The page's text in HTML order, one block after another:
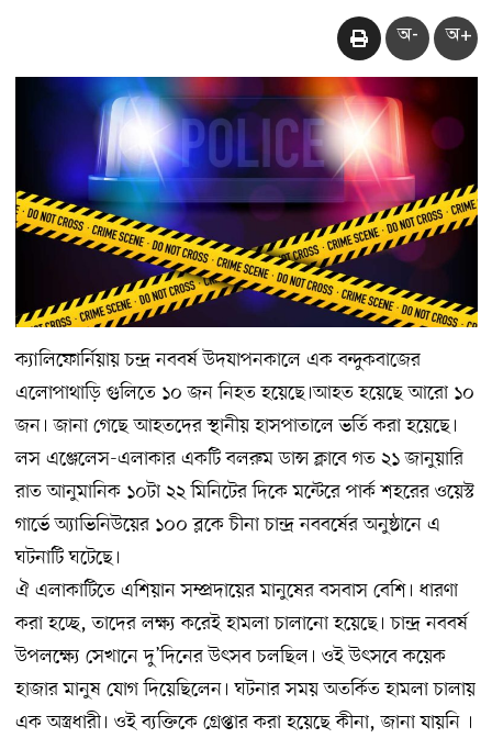
অ- অ+
ক্যালিফোর্নিয়ায় চন্দ্র নববর্ষ উদযাপনকালে এক বন্দুকবাজের
এলোপাথাড়ি গুলিতে ১০ জন নিহত হয়েছে।আহত হয়েছে আরো ১০
জন। জানা গেছে আহতদের স্থানীয় হাসপাতালে ভর্তি করা হয়েছে।
লস এঞ্জেলেস-এলাকার একটি বলরুম ডান্স ক্লাবে গত ২১ জানুয়ারি
রাত আনুমানিক ১০টা ২২ মিনিটের দিকে মন্টেরে পার্ক শহরের ওয়েস্ট
গার্ভে অ্যাভিনিউয়ের ১০০ ব্লকে চীনা চান্দ্র নববর্ষের অনুষ্ঠানে এ
ঘটনাটি ঘটেছে।
ঐ এলাকাটিতে এশিয়ান সম্প্রদায়ের মানুষের বসবাস বেশি। ধারণা
করা হচ্ছে, তাদের লক্ষ্য করেই হামলা চালানো হয়েছে। চান্দ্র নববর্ষ
উপলক্ষ্যে সেখানে দু’দিনের উৎসব চলছিল। ওই উৎসবে কয়েক
হাজার মানুষ যোগ দিয়েছিলেন। ঘটনার সময় অতর্কিত হামলা চালায়
এক অস্ত্রধারী। ওই ব্যক্তিকে গ্রেপ্তার করা হয়েছে কীনা, জানা যায়নি ।